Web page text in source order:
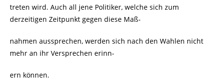
treten wird. Auch all jene Politiker, welche sich zum
derzeitigen Zeitpunkt gegen diese Maß-
nahmen aussprechen, werden sich nach den Wahlen nicht
mehr an ihr Versprechen erinn-
ern können.